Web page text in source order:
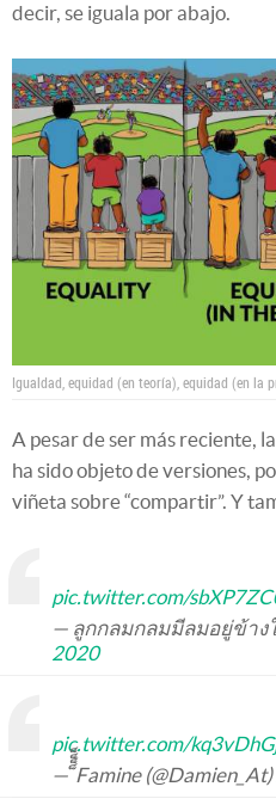
decir, se iguala por abajo.
Igualdad, equidad (en teoría), equidad (en la
A pesar de ser más reciente,
ha sido objeto de versiones,
viñeta sobre “compartir”. Y
pic.twitter.com/
— ลูกกลมกลมมีลมอยู่ข้าง
2020
pic.twitter.com/
— ็็็็Famine (@Damien_At)